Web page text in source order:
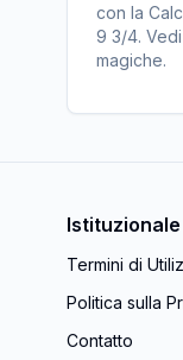
con la
9 3/4.
magiche.
Istituzionale
Termini di
Politica sulla
Contatto